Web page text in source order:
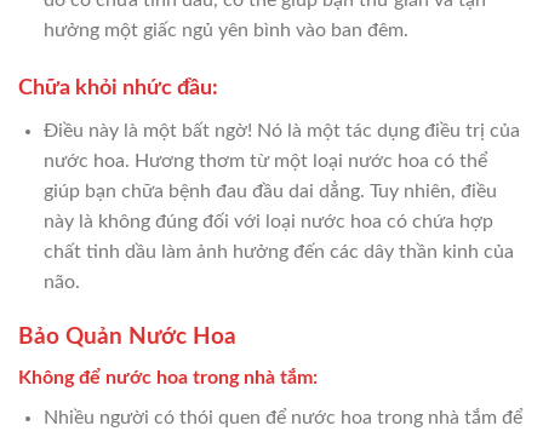
hưởng một giấc ngủ yên bình vào ban đêm.
Chữa khỏi nhức đầu:
Điều này là một bất ngờ! Nó là một tác dụng điều trị của
nước hoa. Hương thơm từ một loại nước hoa có thể
giúp bạn chữa bệnh đau đầu dai dẳng. Tuy nhiên, điều
này là không đúng đối với loại nước hoa có chứa hợp
chất tinh dầu làm ảnh hưởng đến các dây thần kinh của
não.
Bảo Quản Nước Hoa
Không để nước hoa trong nhà tắm:
Nhiều người có thói quen để nước hoa trong nhà tắm để